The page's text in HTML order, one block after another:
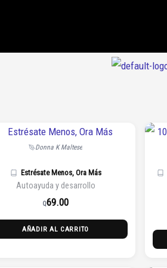
Donna K Maltese
Estrésate Menos, Ora Más
Autoayuda y desarrollo
Q69.00
AÑADIR AL CARRITO